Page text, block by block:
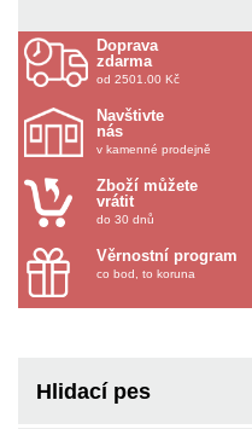
Doprava
zdarma
od 2501.00 Kč
Navštivte
nás
v kamenné prodejně
Zboží můžete
vrátit
do 30 dnů
Věrnostní program
co bod, to koruna
Hlidací pes